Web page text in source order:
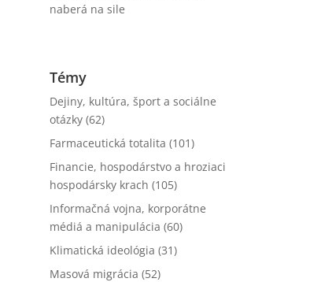
naberá na sile
Témy
Dejiny, kultúra, šport a sociálne
otázky (62)
Farmaceutická totalita (101)
Financie, hospodárstvo a hroziaci
hospodársky krach (105)
Informačná vojna, korporátne
médiá a manipulácia (60)
Klimatická ideológia (31)
Masová migrácia (52)